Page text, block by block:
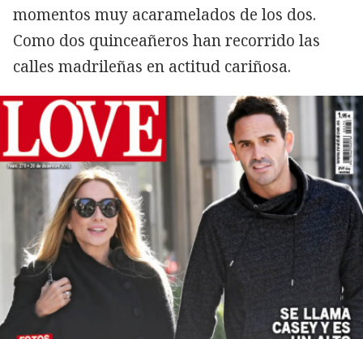
momentos muy acaramelados de los dos.
Como dos quinceañeros han recorrido las
calles madrileñas en actitud cariñosa.